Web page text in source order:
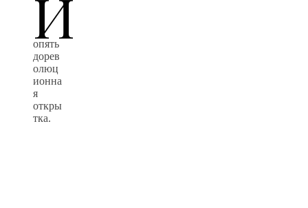
И
опять
дорев
олюц
ионна
я
откры
тка.